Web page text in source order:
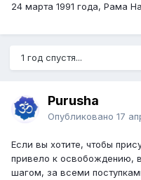
24 марта 1991 года, Рама
1 год спустя...
Purusha
Опубликовано 17
Если вы хотите, чтобы
привело к освобождению,
шагом, за всеми